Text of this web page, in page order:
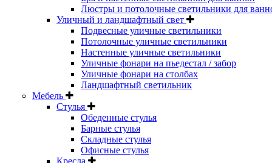
Люстры и потолочные светильники для
Уличный и ландшафтный свет
Подвесные уличные светильники
Потолочные уличные светильники
Настенные уличные светильники
Уличные фонари на пьедестал / забор
Уличные фонари на столбах
Ландшафтный светильник
Мебель
Стулья
Обеденные стулья
Барные стулья
Складные стулья
Офисные стулья
Кресла